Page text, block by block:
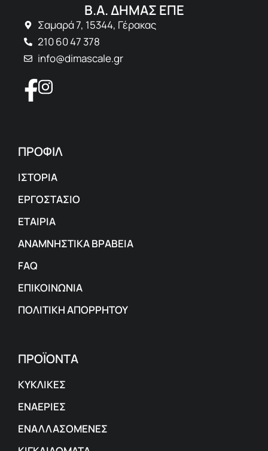
Β.Α. ΔΗΜΑΣ ΕΠΕ
Σαμαρά 7, 15344, Γέρακας
210 60 47 378
info@dimascale.gr
ΠΡΟΦΙΛ
ΙΣΤΟΡΙΑ
ΕΡΓΟΣΤΑΣΙΟ
ΕΤΑΙΡΙΑ
ΑΝΑΜΝΗΣΤΙΚΑ ΒΡΑΒΕΙΑ
FAQ
ΕΠΙΚΟΙΝΩΝΙΑ
ΠΟΛΙΤΙΚΗ ΑΠΟΡΡΗΤΟΥ
ΠΡΟΪΟΝΤΑ
ΚΥΚΛΙΚΕΣ
ΕΝΑΕΡΙΕΣ
ΕΝΑΛΛΑΣΟΜΕΝΕΣ